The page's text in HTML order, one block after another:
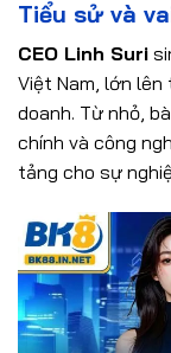
Tiểu sử và
CEO Linh Suri
Việt Nam, lớn
doanh. Từ nhỏ,
chính và công
tảng cho sự